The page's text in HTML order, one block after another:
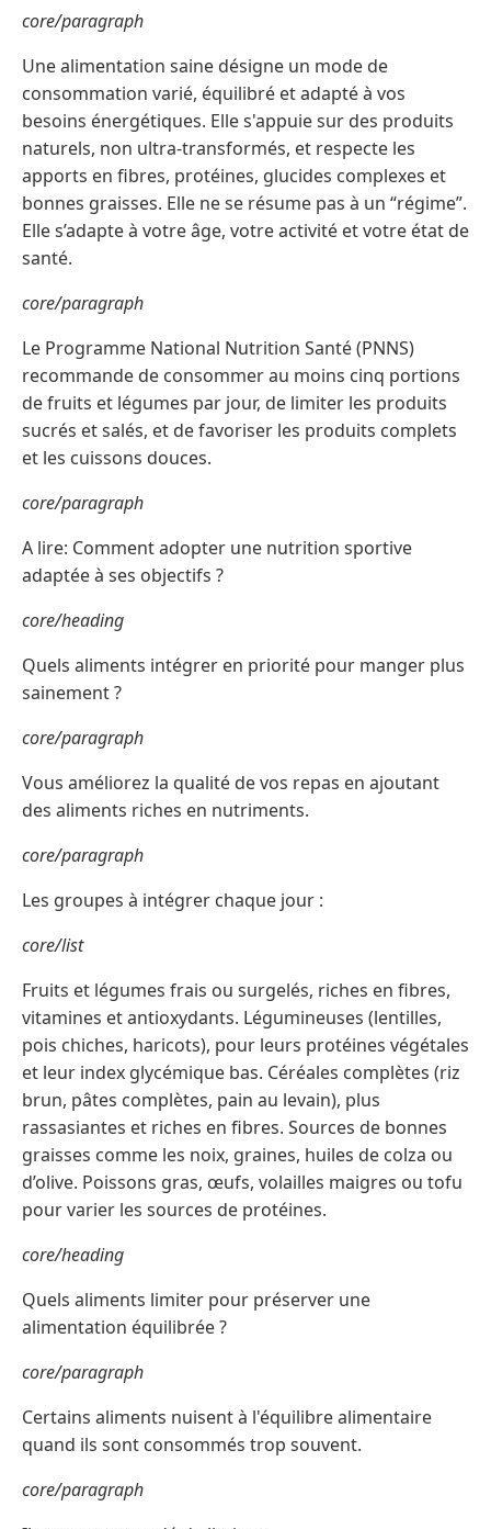
core/paragraph
Une alimentation saine désigne un mode de
consommation varié, équilibré et adapté à vos
besoins énergétiques. Elle s'appuie sur des produits
naturels, non ultra-transformés, et respecte les
apports en fibres, protéines, glucides complexes et
bonnes graisses. Elle ne se résume pas à un “régime”.
Elle s’adapte à votre âge, votre activité et votre état de
santé.
core/paragraph
Le Programme National Nutrition Santé (PNNS)
recommande de consommer au moins cinq portions
de fruits et légumes par jour, de limiter les produits
sucrés et salés, et de favoriser les produits complets
et les cuissons douces.
core/paragraph
A lire: Comment adopter une nutrition sportive
adaptée à ses objectifs ?
core/heading
Quels aliments intégrer en priorité pour manger plus
sainement ?
core/paragraph
Vous améliorez la qualité de vos repas en ajoutant
des aliments riches en nutriments.
core/paragraph
Les groupes à intégrer chaque jour :
core/list
Fruits et légumes frais ou surgelés, riches en fibres,
vitamines et antioxydants. Légumineuses (lentilles,
pois chiches, haricots), pour leurs protéines végétales
et leur index glycémique bas. Céréales complètes (riz
brun, pâtes complètes, pain au levain), plus
rassasiantes et riches en fibres. Sources de bonnes
graisses comme les noix, graines, huiles de colza ou
d’olive. Poissons gras, œufs, volailles maigres ou tofu
pour varier les sources de protéines.
core/heading
Quels aliments limiter pour préserver une
alimentation équilibrée ?
core/paragraph
Certains aliments nuisent à l'équilibre alimentaire
quand ils sont consommés trop souvent.
core/paragraph